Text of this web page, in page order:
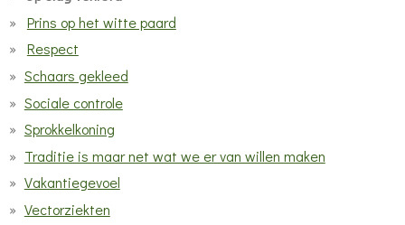
Prins op het witte paard
Respect
Schaars gekleed
Sociale controle
Sprokkelkoning
Traditie is maar net wat we er van willen maken
Vakantiegevoel
Vectorziekten